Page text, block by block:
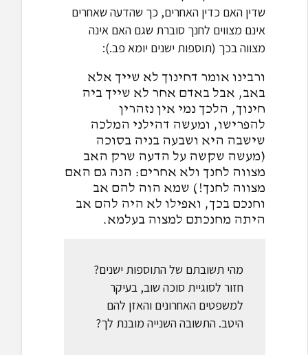
שדין האם כדין האחרים, כך שהדעה שאחרים
אינם מצווים לחנך סוברת שגם האם אינה
מצווה בכך (תוספות ישנים יומא פב.):
ורבינו אומר דחינוך לא שייך אלא
באב, אבל באדם אחר לא שייך ביה
חינוך, הלכך נמי אין נזהרין
להפרישו, ומעשה דהילני המלכה
שישבה היא ושבעה בניה בסוכה
(מעשה שקשה על הדעה שרק האב
מצווה לחנך ולא אחרים: הנה גם האם
מצווה לחנך!) שמא הוה להם אב
וחנכם בכך, ואפילו לא היה להם אב
היתה מחנכתם למצוה בעלמא.
מהי תשובתם של התוספות ישנים?
חזור לסוגיית סוכה שוב, בעיקר
למשפטים האחרונים והאזן להם
היטב. התשובה השנייה מובנת לך?